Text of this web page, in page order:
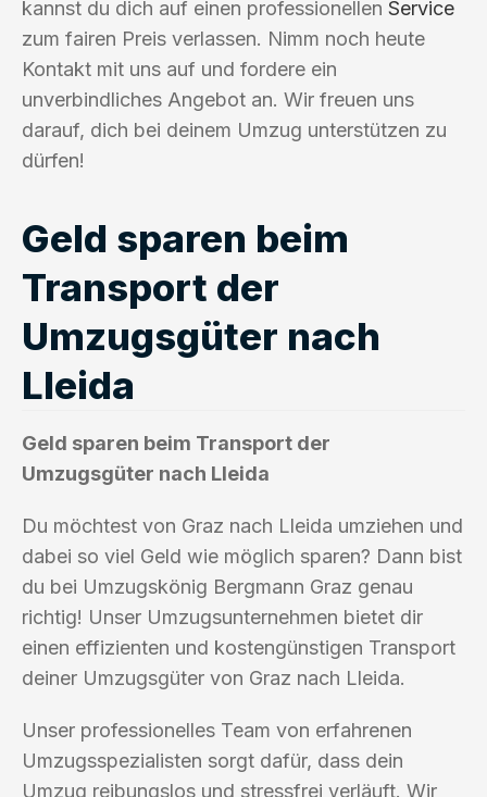
kannst du dich auf einen professionellen Service
zum fairen Preis verlassen. Nimm noch heute
Kontakt mit uns auf und fordere ein
unverbindliches Angebot an. Wir freuen uns
darauf, dich bei deinem Umzug unterstützen zu
dürfen!
Geld sparen beim
Transport der
Umzugsgüter nach
Lleida
Geld sparen beim Transport der
Umzugsgüter nach Lleida
Du möchtest von Graz nach Lleida umziehen und
dabei so viel Geld wie möglich sparen? Dann bist
du bei Umzugskönig Bergmann Graz genau
richtig! Unser Umzugsunternehmen bietet dir
einen effizienten und kostengünstigen Transport
deiner Umzugsgüter von Graz nach Lleida.
Unser professionelles Team von erfahrenen
Umzugsspezialisten sorgt dafür, dass dein
Umzug reibungslos und stressfrei verläuft. Wir